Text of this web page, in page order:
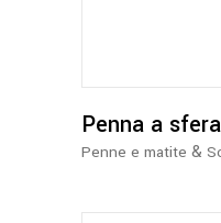
Penna a
Penne e matite &